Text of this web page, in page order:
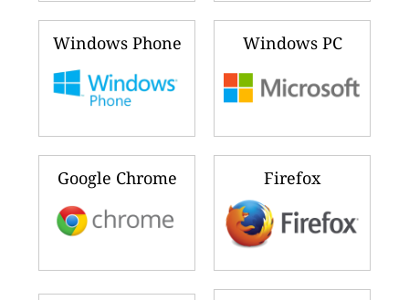
Windows Phone Windows PC
Google Chrome Firefox